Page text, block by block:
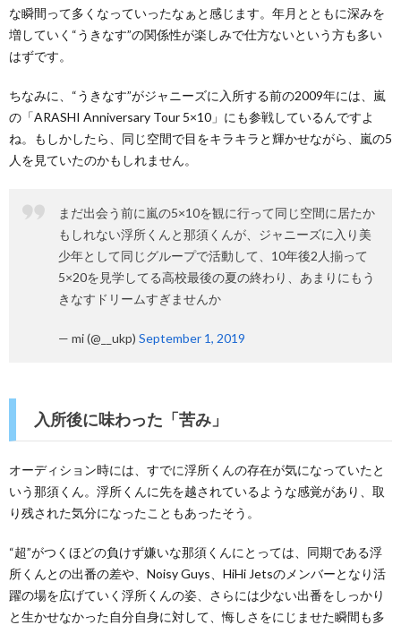
な瞬間って多くなっていったなぁと感じます。年月とともに深みを
増していく“うきなす”の関係性が楽しみで仕方ないという方も多い
はずです。
ちなみに、“うきなす”がジャニーズに入所する前の2009年には、嵐
の「ARASHI Anniversary Tour 5×10」にも参戦しているんですよ
ね。もしかしたら、同じ空間で目をキラキラと輝かせながら、嵐の5
人を見ていたのかもしれません。
まだ出会う前に嵐の5×10を観に行って同じ空間に居たか
もしれない浮所くんと那須くんが、ジャニーズに入り美
少年として同じグループで活動して、10年後2人揃って
5×20を見学してる高校最後の夏の終わり、あまりにもう
きなすドリームすぎませんか
— mi (@__ukp) September 1, 2019
入所後に味わった「苦み」
オーディション時には、すでに浮所くんの存在が気になっていたと
いう那須くん。浮所くんに先を越されているような感覚があり、取
り残された気分になったこともあったそう。
“超”がつくほどの負けず嫌いな那須くんにとっては、同期である浮
所くんとの出番の差や、Noisy Guys、HiHi Jetsのメンバーとなり活
躍の場を広げていく浮所くんの姿、さらには少ない出番をしっかり
と生かせなかった自分自身に対して、悔しさをにじませた瞬間も多